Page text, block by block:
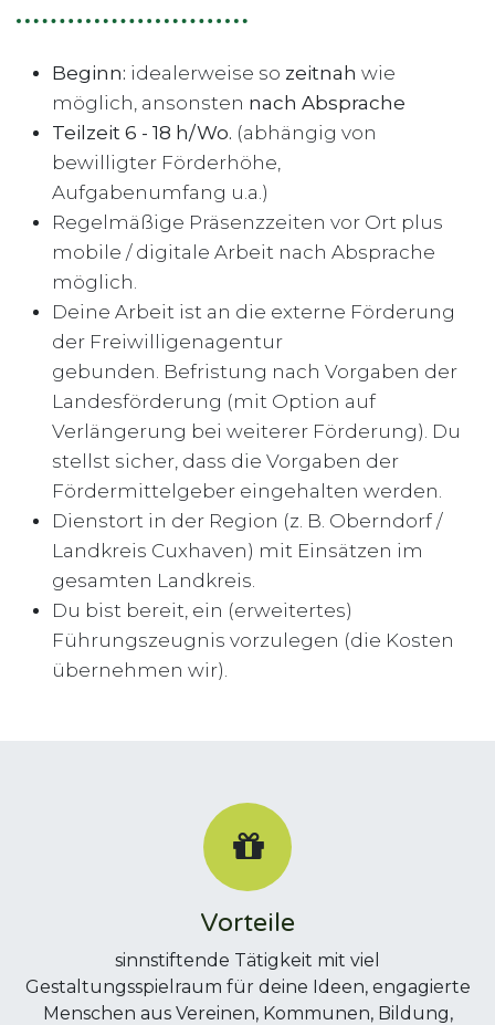
Beginn: idealerweise so zeitnah wie
möglich, ansonsten nach Absprache
Teilzeit 6 - 18 h/Wo. (abhängig von
bewilligter Förderhöhe,
Aufgabenumfang u.a.)
Regelmäßige Präsenzzeiten vor Ort plus
mobile / digitale Arbeit nach Absprache
möglich.
Deine Arbeit ist an die externe Förderung
der Freiwilligenagentur
gebunden. Befristung nach Vorgaben der
Landesförderung (mit Option auf
Verlängerung bei weiterer Förderung). Du
stellst sicher, dass die Vorgaben der
Fördermittelgeber eingehalten werden.
Dienstort in der Region (z. B. Oberndorf /
Landkreis Cuxhaven) mit Einsätzen im
gesamten Landkreis.
Du bist bereit, ein (erweitertes)
Führungszeugnis vorzulegen (die Kosten
übernehmen wir).
Vorteile
sinnstiftende Tätigkeit mit viel
Gestaltungsspielraum für deine Ideen, engagierte
Menschen aus Vereinen, Kommunen, Bildung,